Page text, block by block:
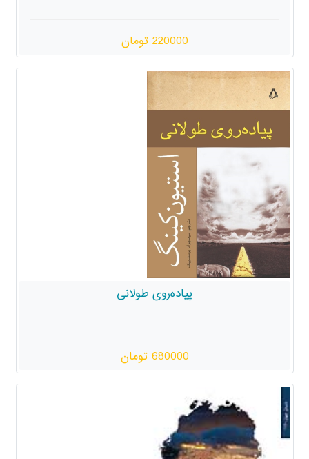
220000 تومان
پیاده‌روی طولانی
680000 تومان